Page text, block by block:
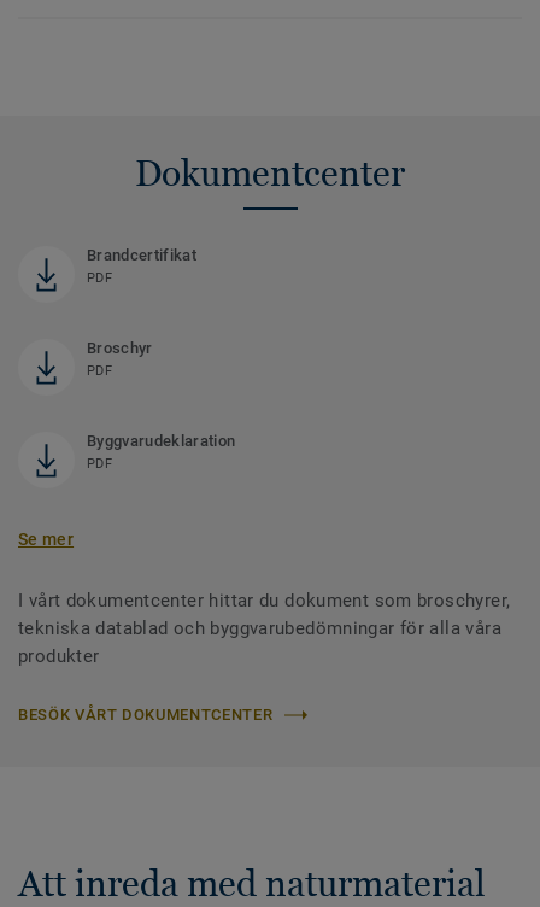
Dokumentcenter
Brandcertifikat
PDF
Broschyr
PDF
Byggvarudeklaration
PDF
Se mer
I vårt dokumentcenter hittar du dokument som broschyrer,
tekniska datablad och byggvarubedömningar för alla våra
produkter
BESÖK VÅRT DOKUMENTCENTER
Att inreda med naturmaterial